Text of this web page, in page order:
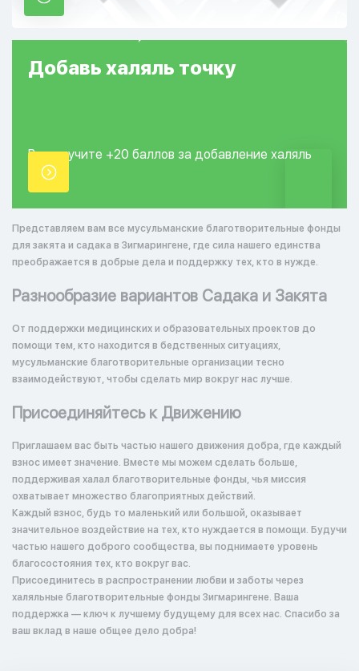
Добавь халяль точку
Вы получите +20 баллов за добавление халяль
точки.
Представляем вам все мусульманские благотворительные фонды
для закята и садака в Зигмарингене, где сила нашего единства
преображается в добрые дела и поддержку тех, кто в нужде.
Разнообразие вариантов Садака и Закята
От поддержки медицинских и образовательных проектов до
помощи тем, кто находится в бедственных ситуациях,
мусульманские благотворительные организации тесно
взаимодействуют, чтобы сделать мир вокруг нас лучше.
Присоединяйтесь к Движению
Приглашаем вас быть частью нашего движения добра, где каждый
взнос имеет значение. Вместе мы можем сделать больше,
поддерживая халал благотворительные фонды, чья миссия
охватывает множество благоприятных действий.
Каждый взнос, будь то маленький или большой, оказывает
значительное воздействие на тех, кто нуждается в помощи. Будучи
частью нашего доброго сообщества, вы поднимаете уровень
благосостояния тех, кто вокруг вас.
Присоединитесь в распространении любви и заботы через
халяльные благотворительные фонды Зигмарингене. Ваша
поддержка — ключ к лучшему будущему для всех нас. Спасибо за
ваш вклад в наше общее дело добра!